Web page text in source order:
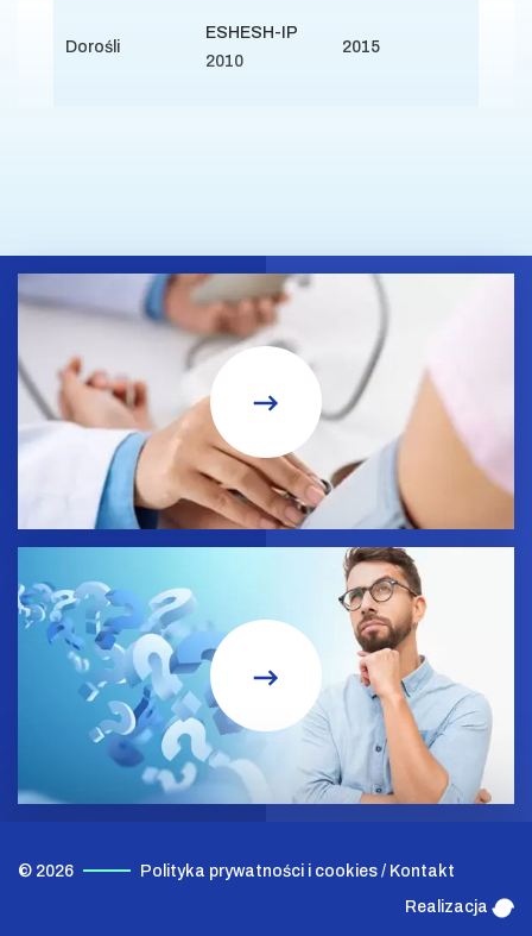
Dorośli
ESHESH-IP
2010
2015
© 2026 Polityka prywatności i cookies / Kontakt
Realizacja